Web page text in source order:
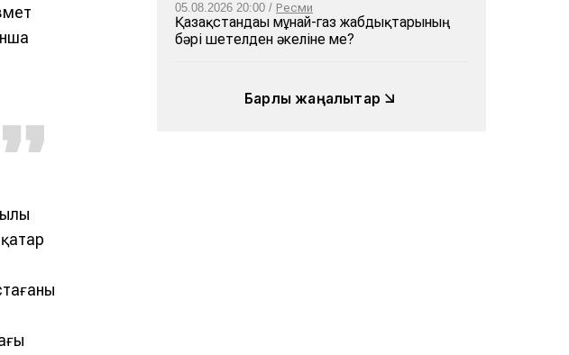
05.08.2026 20:00 / Ресми
Қазақстандағы мұнай-газ жабдықтарының
бәрі шетелден әкеліне ме?
Барлық жаңалықтар